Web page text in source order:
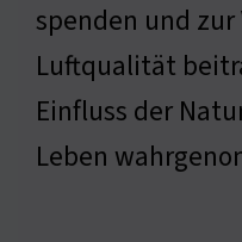
spenden und
Luftqualität
Einfluss der
Leben